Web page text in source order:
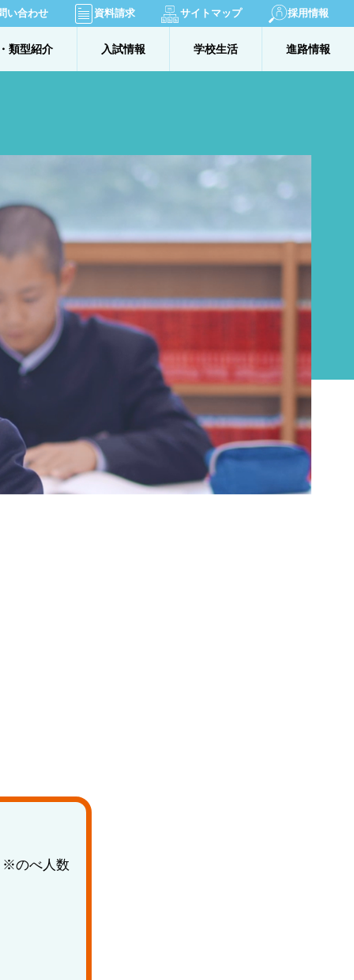
い合わせ 資料請求 サイトマップ 採用情報
類型紹介 入試情報 学校生活 進路情報
※のべ人数